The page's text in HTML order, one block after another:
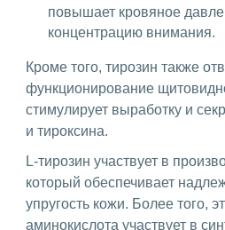
повышает кровяное
концентрацию внимания.
Кроме того, тирозин также
функционирование
стимулирует выработку и
и тироксина.
L-тирозин участвует в
который обеспечивает
упругость кожи. Более того,
аминокислота участвует в